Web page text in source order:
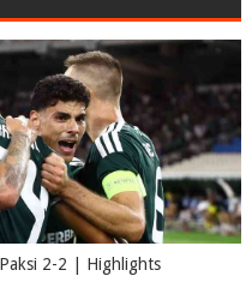
Paksi 2-2 | Highlights